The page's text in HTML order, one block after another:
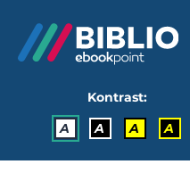
Kontrast:
A
A A A